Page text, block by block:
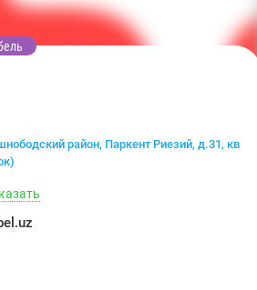
район, Паркент Риезий, д.31, кв